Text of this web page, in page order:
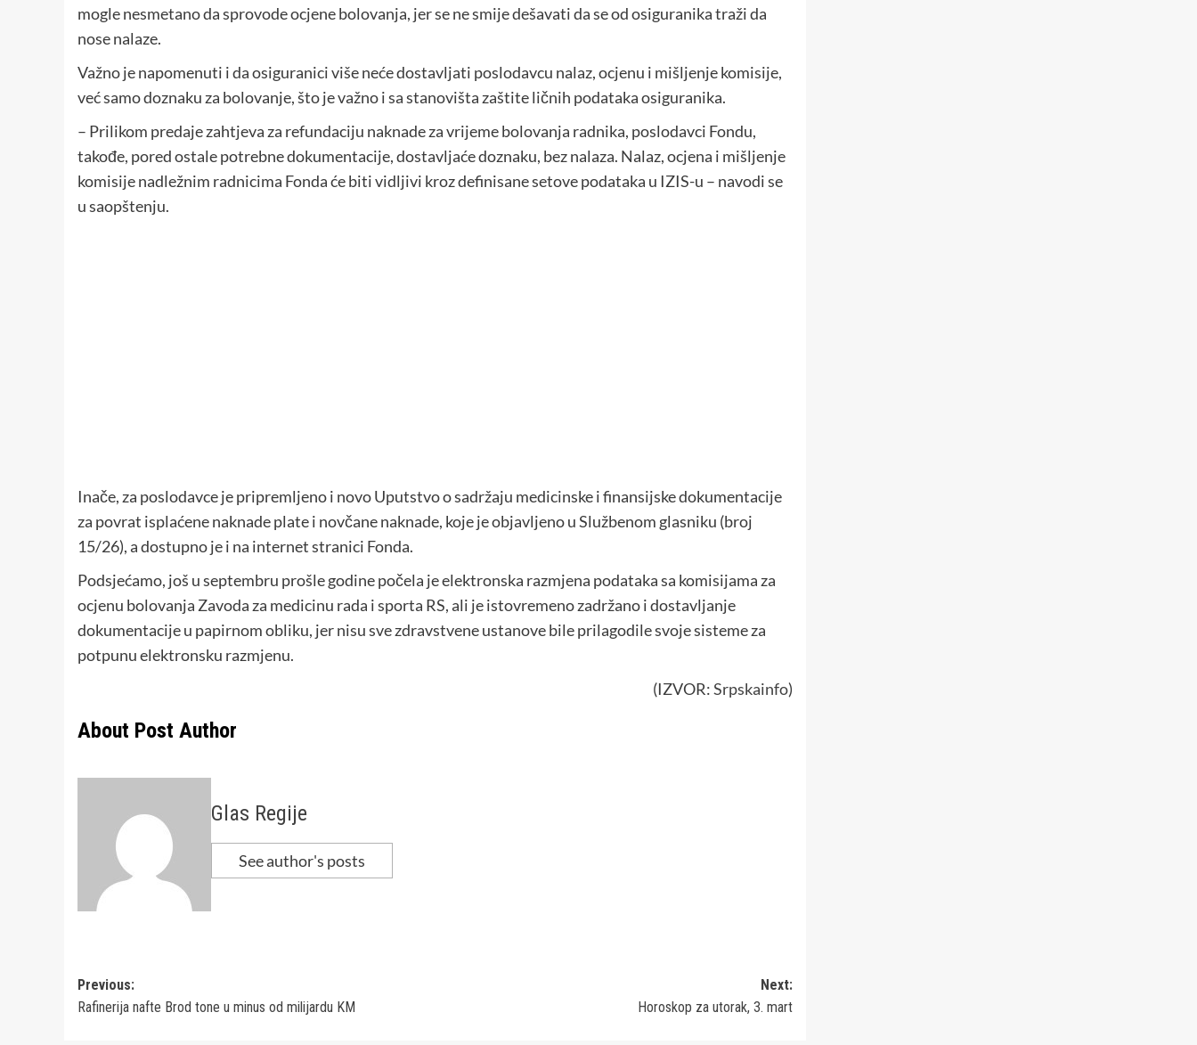
mogle nesmetano da sprovode ocjene bolovanja, jer se ne smije dešavati da se od osiguranika traži da
nose nalaze.
Važno je napomenuti i da osiguranici više neće dostavljati poslodavcu nalaz, ocjenu i mišljenje komisije,
već samo doznaku za bolovanje, što je važno i sa stanovišta zaštite ličnih podataka osiguranika.
– Prilikom predaje zahtjeva za refundaciju naknade za vrijeme bolovanja radnika, poslodavci Fondu,
takođe, pored ostale potrebne dokumentacije, dostavljaće doznaku, bez nalaza. Nalaz, ocjena i mišljenje
komisije nadležnim radnicima Fonda će biti vidljivi kroz definisane setove podataka u IZIS-u – navodi se
u saopštenju.
Inače, za poslodavce je pripremljeno i novo Uputstvo o sadržaju medicinske i finansijske dokumentacije
za povrat isplaćene naknade plate i novčane naknade, koje je objavljeno u Službenom glasniku (broj
15/26), a dostupno je i na internet stranici Fonda.
Podsjećamo, još u septembru prošle godine počela je elektronska razmjena podataka sa komisijama za
ocjenu bolovanja Zavoda za medicinu rada i sporta RS, ali je istovremeno zadržano i dostavljanje
dokumentacije u papirnom obliku, jer nisu sve zdravstvene ustanove bile prilagodile svoje sisteme za
potpunu elektronsku razmjenu.
(IZVOR:Srpskainfo)
About Post Author
Glas Regije
See author's posts
Post
navigation
Previous:
Rafinerija nafte Brod tone u minus od milijardu KM
Next:
Horoskop za utorak, 3. mart